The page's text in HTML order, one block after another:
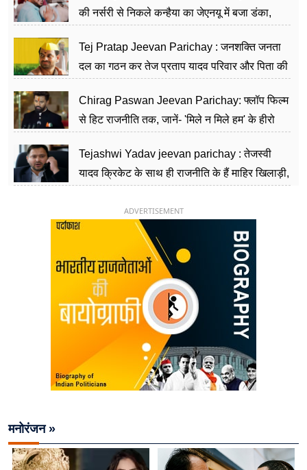
की नर्सरी से निकले कन्हैया का जेएनयू में बजा डंका,
Tej Pratap Jeevan Parichay : जनशक्ति जनता
दल का गठन कर तेज प्रताप यादव परिवार और पिता की
Chirag Paswan Jeevan Parichay: फ्लॉप फिल्म
से हिट राजनीति तक, जानें- 'मिले न मिले हम' के हीरो
Tejashwi Yadav jeevan parichay : तेजस्वी
यादव क्रिकेट के साथ ही राजनीति के हैं माहिर खिलाड़ी,
ADVERTISEMENT
मनोरंजन »